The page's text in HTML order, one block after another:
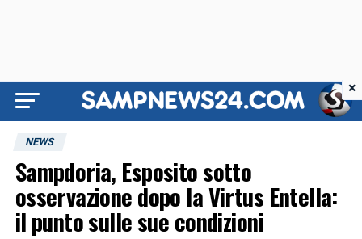
NEWS
Sampdoria, Esposito sotto
osservazione dopo la Virtus Entella:
il punto sulle sue condizioni
×